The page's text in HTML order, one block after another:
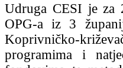
Udruga CESI je za
OPG-a iz 3
Koprivničko-
programima i